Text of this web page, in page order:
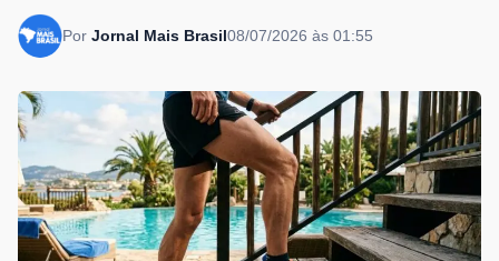
Por Jornal Mais Brasil08/07/2026 às 01:55